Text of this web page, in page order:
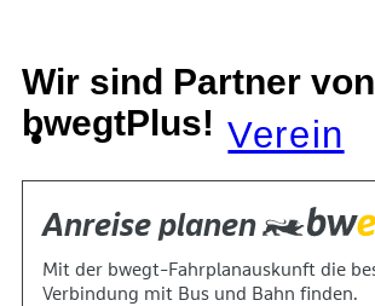
Verein
Suche
Wir sind Partner von
bwegtPlus!